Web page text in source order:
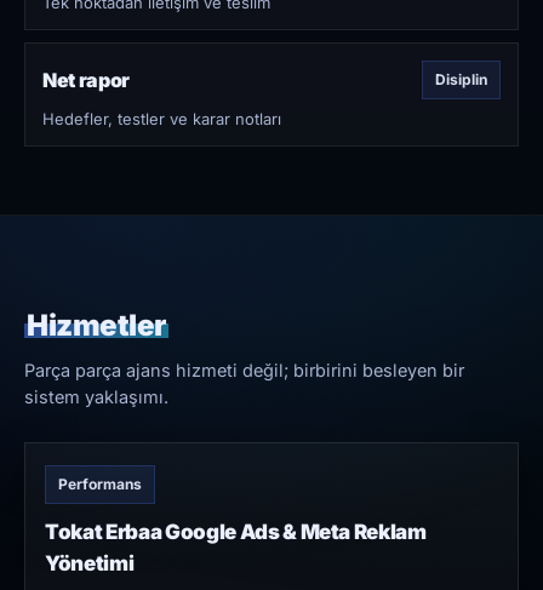
Net rapor Disiplin
Hedefler, testler ve karar notları
Hizmetler
Parça parça ajans hizmeti değil; birbirini besleyen bir
sistem yaklaşımı.
Performans
Tokat Erbaa Google Ads & Meta Reklam
Yönetimi